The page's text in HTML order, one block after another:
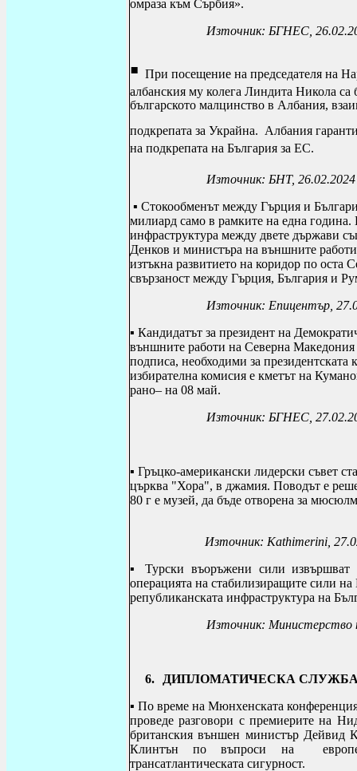
омраза към Сърбия».
Източник: БГНЕС,
▪ При посещение на председателя на
албанския му колега Линдита Никола са
българското малцинство в Албания,
подкрепата за Украйна. Албания
на подкрепата на България за ЕС.
Източник: БНТ, 26.02.2024
▪ Стокообменът между Гърция и
милиард само в рамките на една година.
инфраструктура между двете държави
Денков и министъра на външните
изтъкна развитието на коридор по оста
свързаност между Гърция, България и
Източник: Епицентър,
▪ Кандидатът за президент на
външните работи на Северна
подписа, необходими за
избирателна комисия е кметът на
рано– на 08 май.
Източник: БГНЕС,
▪ Гръцко-американски лидерски съвет
църква "Хора", в джамия. Поводът е
80 г е музей, да бъде отворена за
Източник: Kathimerini ,
▪ Турски въоръжени сили извършват
операцията на стабилизиращите сили
републиканската инфраструктура на
Източник: Министерство
6.
ДИПЛОМАТИЧЕСКА
▪ По време на Мюнхенската
проведе разговори с премиерите на
британския външен министър
Клинтън по въпроси на
трансатлантическата сигурност.